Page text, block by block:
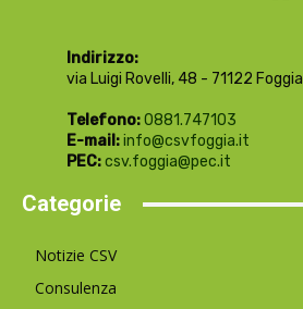
Indirizzo:
via Luigi Rovelli, 48 - 71122 Foggia
Telefono:0881.747103
E-mail:info@csvfoggia.it
PEC:csv.foggia@pec.it
Categorie
Notizie CSV
Consulenza